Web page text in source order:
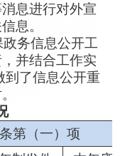
息进行对外宣
息。
政务信息公开工
并结合工作实
到了信息公开重
第（一）项